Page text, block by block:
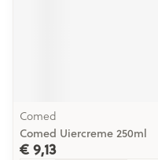
Comed
Comed Uiercreme 250ml
€ 9,13